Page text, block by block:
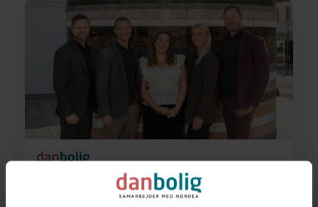
Himmerland - Aars
Himmerlandsgade 1029600 Aars